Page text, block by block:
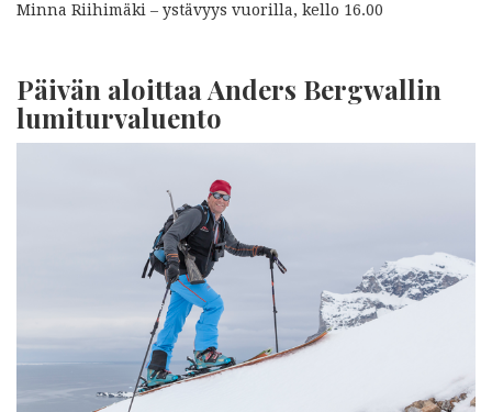
Minna Riihimäki – ystävyys vuorilla, kello 16.00
Päivän aloittaa Anders Bergwallin
lumiturvaluento